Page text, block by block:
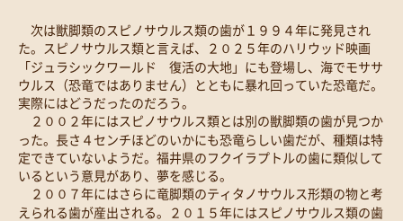
次は獣脚類のスピノサウルス類の歯が１９９４年に発見され
た。スピノサウルス類と言えば、２０２５年のハリウッド映画
「ジュラシックワールド 復活の大地」にも登場し、海でモササ
ウルス（恐竜ではありません）とともに暴れ回っていた恐竜だ。
実際にはどうだったのだろう。
２００２年にはスピノサウルス類とは別の獣脚類の歯が見つか
った。長さ４センチほどのいかにも恐竜らしい歯だが、種類は特
定できていないようだ。福井県のフクイラプトルの歯に類似して
いるという意見があり、夢を感じる。
２００７年にはさらに竜脚類のティタノサウルス形類の物と考
えられる歯が産出される。２０１５年にはスピノサウルス類の歯